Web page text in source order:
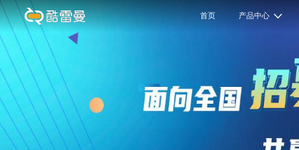
首页 产品中心